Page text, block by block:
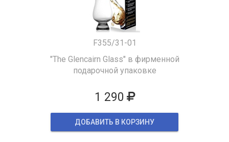
F355/31-01
"The Glencairn Glass" в фирменной
подарочной упаковке
1 290
ДОБАВИТЬ В КОРЗИНУ